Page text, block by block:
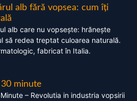
alb fără vopsea: cum îți
alb care nu vopsește: hrănește
să redea treptat culoarea naturală.
fabricat în Italia.
minute
– Revolutia in industria vopsirii